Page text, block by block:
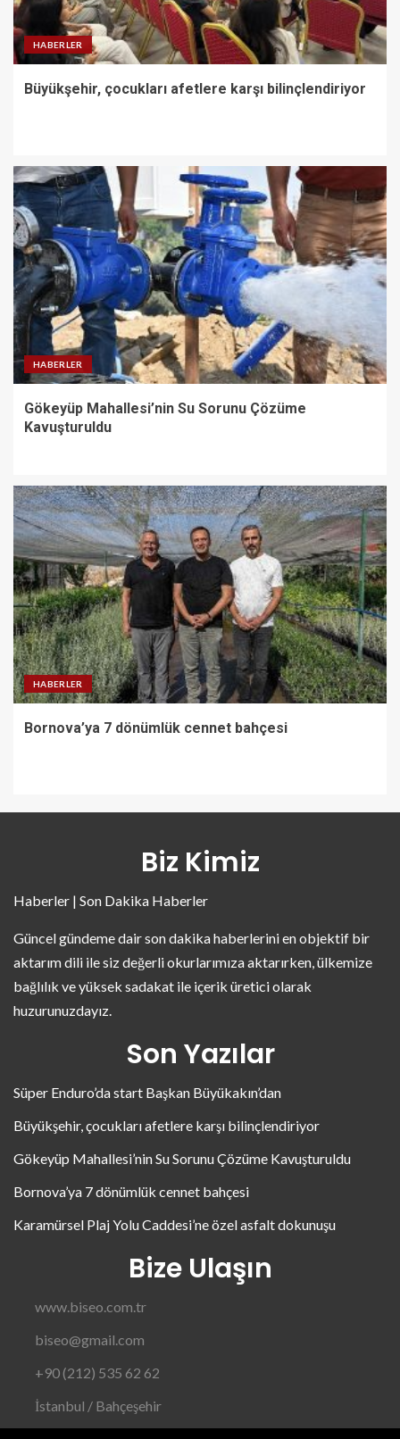
HABERLER
Büyükşehir, çocukları afetlere karşı bilinçlendiriyor
HABERLER
Gökeyüp Mahallesi’nin Su Sorunu Çözüme
Kavuşturuldu
HABERLER
Bornova’ya 7 dönümlük cennet bahçesi
Biz Kimiz
Haberler | Son Dakika Haberler
Güncel gündeme dair son dakika haberlerini en objektif bir
aktarım dili ile siz değerli okurlarımıza aktarırken, ülkemize
bağlılık ve yüksek sadakat ile içerik üretici olarak
huzurunuzdayız.
Son Yazılar
Süper Enduro’da start Başkan Büyükakın’dan
Büyükşehir, çocukları afetlere karşı bilinçlendiriyor
Gökeyüp Mahallesi’nin Su Sorunu Çözüme Kavuşturuldu
Bornova’ya 7 dönümlük cennet bahçesi
Karamürsel Plaj Yolu Caddesi’ne özel asfalt dokunuşu
Bize Ulaşın
www.biseo.com.tr
biseo@gmail.com
+90 (212) 535 62 62
İstanbul / Bahçeşehir